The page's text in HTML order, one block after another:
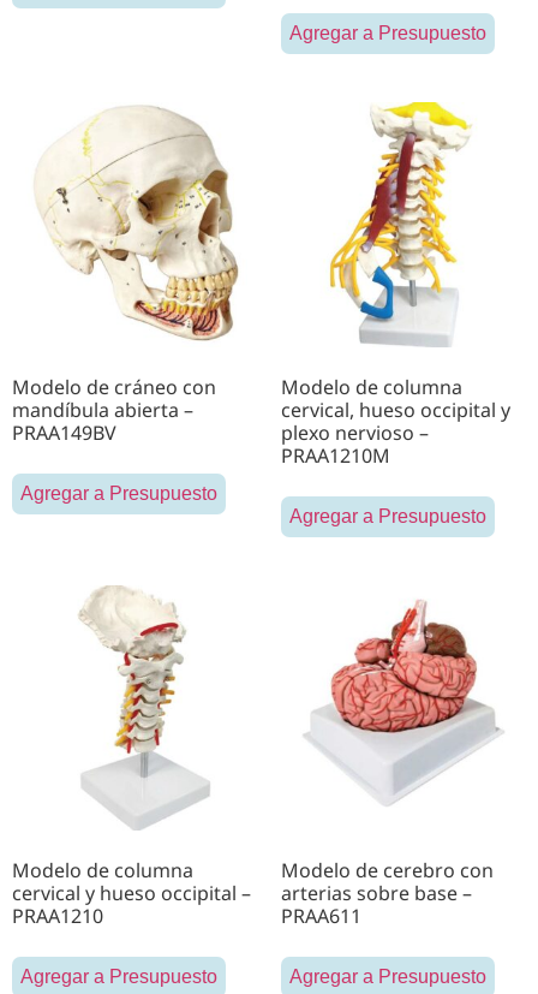
Agregar a Presupuesto
Modelo de cráneo con
mandíbula abierta –
PRAA149BV
Agregar a Presupuesto
Modelo de columna
cervical, hueso occipital y
plexo nervioso –
PRAA1210M
Agregar a Presupuesto
Modelo de columna
cervical y hueso occipital –
PRAA1210
Agregar a Presupuesto
Modelo de cerebro con
arterias sobre base –
PRAA611
Agregar a Presupuesto